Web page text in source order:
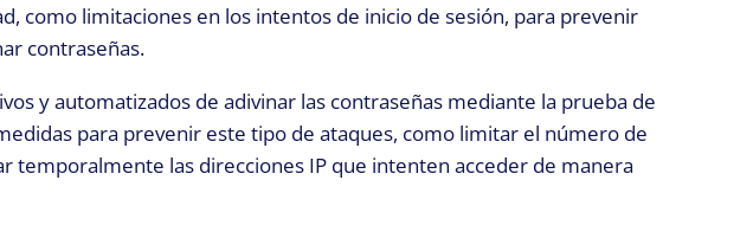
como limitaciones en los intentos de inicio de sesión, para prevenir
contraseñas.
y automatizados de adivinar las contraseñas mediante la prueba de
para prevenir este tipo de ataques, como limitar el número de
temporalmente las direcciones IP que intenten acceder de manera